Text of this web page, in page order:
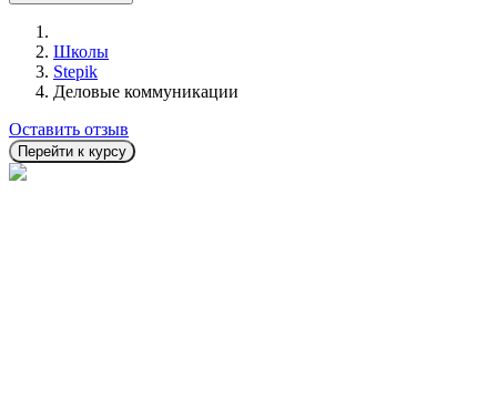
Школы
Stepik
Деловые коммуникации
Оставить отзыв
Перейти к курсу